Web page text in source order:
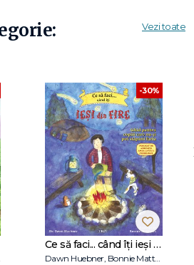
perioada de început a cursei
spațiu două discuri aurite care încă
carte minunat ilustrată!
Vezi toate
-30%
Ce să faci... când îţi ieşi din fire. Ghid pentru copiii care nu-şi pot stăpâni furia
Dawn Huebner, Bonnie Matthews